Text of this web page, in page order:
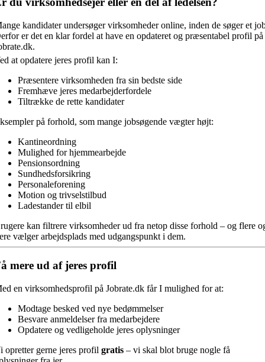
kandidater undersøger virksomheder online, inden de søger et
er det en klar fordel at have en opdateret og præsentabel profil på
at opdatere jeres profil kan I:
Præsentere virksomheden fra sin bedste side
Fremhæve jeres medarbejderfordele
Tiltrække de rette kandidater
på forhold, som mange jobsøgende vægter højt:
Kantineordning
Mulighed for hjemmearbejde
Pensionsordning
Sundhedsforsikring
Personaleforening
Motion og trivselstilbud
Ladestander til elbil
kan filtrere virksomheder ud fra netop disse forhold – og flere
vælger arbejdsplads med udgangspunkt i dem.
mere ud af jeres profil
en virksomhedsprofil på Jobrate.dk får I mulighed for at:
Modtage besked ved nye bedømmelser
Besvare anmeldelser fra medarbejdere
Opdatere og vedligeholde jeres oplysninger
opretter gerne jeres profilgratis – vi skal blot bruge nogle få